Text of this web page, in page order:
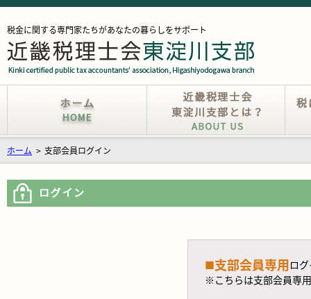
税金に関する専門家たちがあなたの暮らしをサポート
ホーム > 支部会員ログイン
■支部会員専用ロ
※こちらは支部会員専